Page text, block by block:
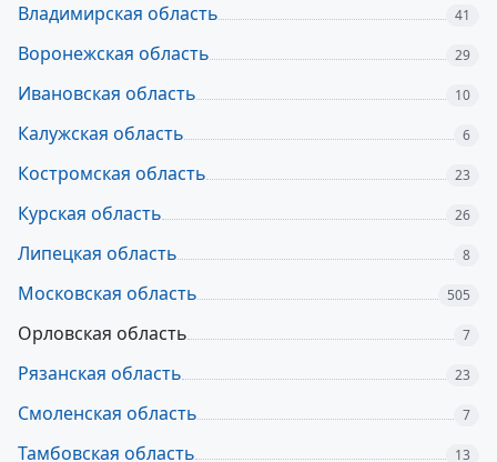
Владимирская область 41
Воронежская область 29
Ивановская область 10
Калужская область 6
Костромская область 23
Курская область 26
Липецкая область 8
Московская область 505
Орловская область 7
Рязанская область 23
Смоленская область 7
Тамбовская область 13